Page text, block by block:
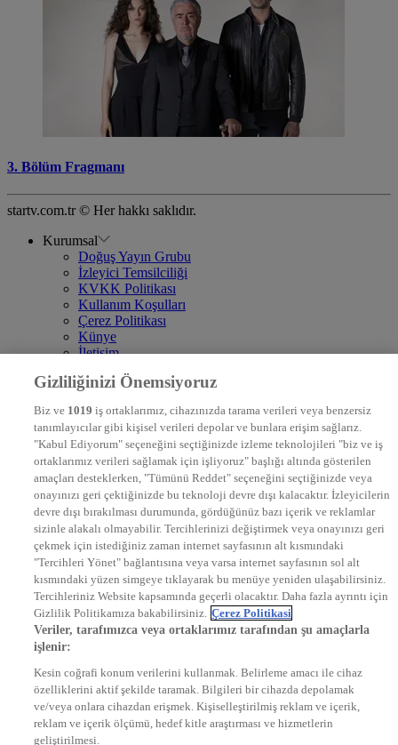
3. Bölüm Fragmanı
startv.com.tr © Her hakkı saklıdır.
Kurumsal
Doğuş Yayın Grubu
İzleyici Temsilciliği
KVKK Politikası
Kullanım Koşulları
Çerez Politikası
Künye
İletişim
DYG Televizyonlar
STAR
EURO STAR
KRAL POP TV
DYG Radyolar
NTV RADYO
KRAL FM
KRAL POP
EKSEN
VOYAGE
DYG Dijital
ntv.com.tr
ntvspor.net
secim.ntv.com.tr
startv.com.tr
kralmuzik.com.tr
Gizliliğinizi Önemsiyoruz
Biz ve 1019 iş ortaklarımız, cihazınızda tarama verileri veya benzersiz
tanımlayıcılar gibi kişisel verileri depolar ve bunlara erişim sağlarız.
"Kabul Ediyorum" seçeneğini seçtiğinizde izleme teknolojileri "biz ve iş
ortaklarımız verileri sağlamak için işliyoruz" başlığı altında gösterilen
amaçları desteklerken, "Tümünü Reddet" seçeneğini seçtiğinizde veya
onayınızı geri çektiğinizde bu teknoloji devre dışı kalacaktır. İzleyicilerin
devre dışı bırakılması durumunda, gördüğünüz bazı içerik ve reklamlar
sizinle alakalı olmayabilir. Tercihlerinizi değiştirmek veya onayınızı geri
çekmek için istediğiniz zaman internet sayfasının alt kısmındaki
"Tercihleri Yönet" bağlantısına veya varsa internet sayfasının sol alt
kısmındaki yüzen simgeye tıklayarak bu menüye yeniden ulaşabilirsiniz.
Tercihleriniz Website kapsamında geçerli olacaktır. Daha fazla ayrıntı için
Gizlilik Politikamıza bakabilirsiniz. Çerez Politikasi
Veriler, tarafımızca veya ortaklarımız tarafından şu amaçlarla
işlenir:
Kesin coğrafi konum verilerini kullanmak. Belirleme amacı ile cihaz
özelliklerini aktif şekilde taramak. Bilgileri bir cihazda depolamak
ve/veya onlara cihazdan erişmek. Kişiselleştirilmiş reklam ve içerik,
reklam ve içerik ölçümü, hedef kitle araştırması ve hizmetlerin
geliştirilmesi.